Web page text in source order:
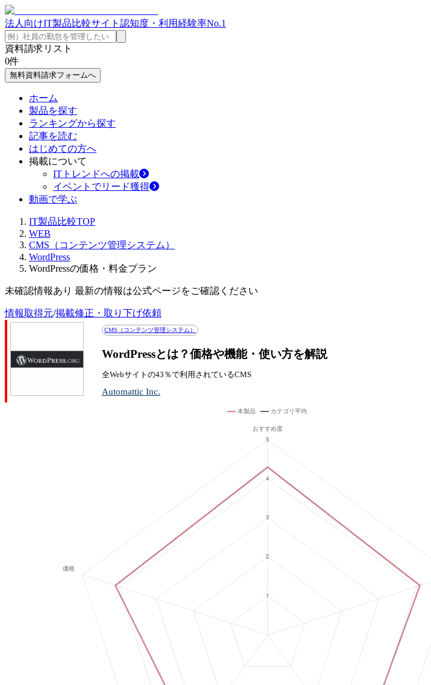
法人向けIT製品比較サイト 認知度・利用経験率No.1
資料請求リスト
0件
無料資料請求フォームへ
ホーム
製品を探す
ランキングから探す
記事を読む
はじめての方へ
掲載について
ITトレンドへの掲載
イベントでリード獲得
動画で学ぶ
IT製品比較TOP
WEB
CMS（コンテンツ管理システム）
WordPress
WordPressの価格・料金プラン
未確認情報あり 最新の情報は公式ページをご確認ください
情報取得元/掲載修正・取り下げ依頼
CMS（コンテンツ管理システム）
WordPressとは？価格や機能・使い方を解説
全Webサイトの43％で利用されているCMS
Automattic Inc.